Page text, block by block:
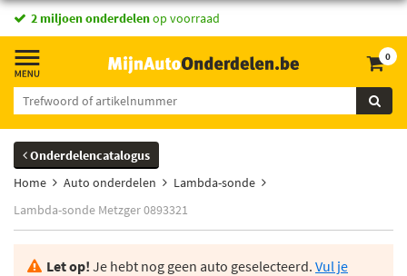
2 miljoen onderdelenop voorraad
0
Onderdelencatalogus
Home
Auto onderdelen
Lambda-sonde
Lambda-sonde Metzger 0893321
Let op! Je hebt nog geen auto geselecteerd. Vul je